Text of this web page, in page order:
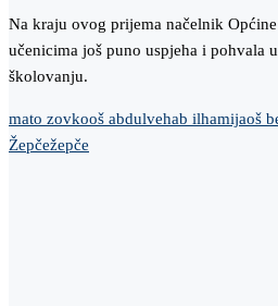
Na kraju ovog prijema načelnik
učenicima još puno uspjeha i pohvala
školovanju.
mato zovkooš abdulvehab ilhamijaoš
Žepčežepče